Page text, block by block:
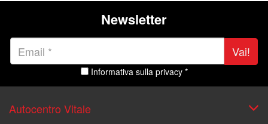
Newsletter
Vai!
Informativa sulla privacy *
Autocentro Vitale